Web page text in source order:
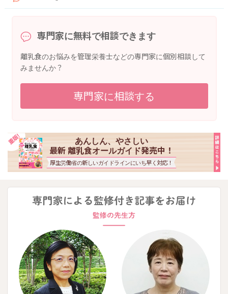
専門家に無料で相談できます
離乳食のお悩みを管理栄養士などの専門家に個別相談して
みませんか？
専門家に相談する
あんしん、やさしい
最新 離乳食オールガイド発売中！
厚生労働省の新しいガイドラインにいち早く対応！